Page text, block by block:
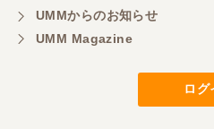
UMMからのお知らせ
UMM Magazine
ログ